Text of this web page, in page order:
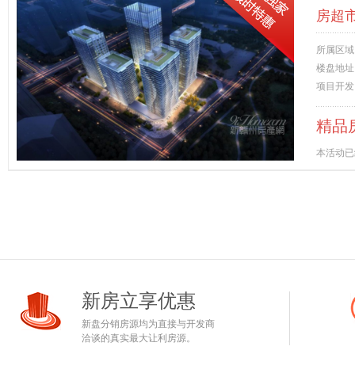
房超
所属区
楼盘地
项目开
精品
本活动
新房立享优惠
新盘分销房源均为直接与开发商
洽谈的真实最大让利房源。